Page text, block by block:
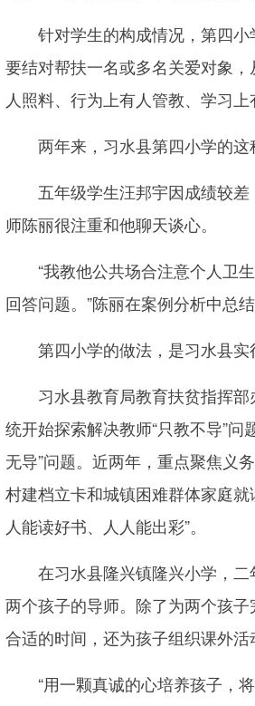
针对学生的构成情况，第四小
要结对帮扶一名或多名关爱对象
人照料、行为上有人管教、学习
两年来，习水县第四小学的这
五年级学生汪邦宇因成绩较差
师陈丽很注重和他聊天谈心。
“我教他公共场合注意个人卫生
回答问题。”陈丽在案例分析中总结
第四小学的做法，是习水县实
习水县教育局教育扶贫指挥部
统开始探索解决教师“只教不导”问
无导”问题。近两年，重点聚焦义
村建档立卡和城镇困难群体家庭
人能读好书、人人能出彩”。
在习水县隆兴镇隆兴小学，二
两个孩子的导师。除了为两个孩
合适的时间，还为孩子组织课外活
“用一颗真诚的心培养孩子，将